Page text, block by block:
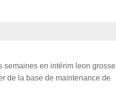
semaines en intérim leon grosse
de la base de maintenance de